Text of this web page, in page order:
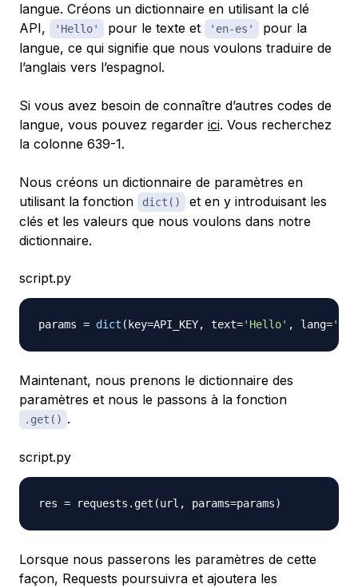
langue. Créons un dictionnaire en utilisant la clé
API,
'Hello' pour le texte et 'en-es'
pour la
langue, ce qui signifie que nous voulons traduire de
l’anglais vers l’espagnol.
Si vous avez besoin de connaître d’autres codes de
langue, vous pouvez regarder ici. Vous recherchez
la colonne 639-1.
Nous créons un dictionnaire de paramètres en
utilisant la fonction
dict()
et en y introduisant les
clés et les valeurs que nous voulons dans notre
dictionnaire.
script.py
params = dict ( key=API_KEY, text='Hello' , lang=
Maintenant, nous prenons le dictionnaire des
paramètres et nous le passons à la fonction
.get() .
script.py
res = requests . get (url , params=params)
Lorsque nous passerons les paramètres de cette
façon, Requests poursuivra et ajoutera les